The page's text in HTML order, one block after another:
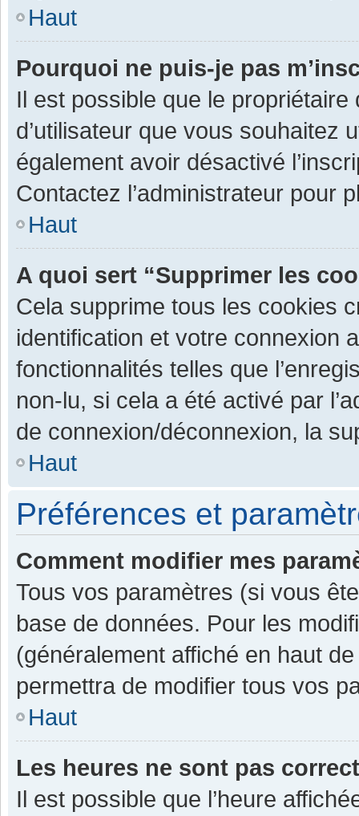
Haut
Pourquoi ne puis-je pas
Il est possible que le
d’utilisateur que vous souhaitez
également avoir désactivé
Contactez l’administrateur pour
Haut
A quoi sert “Supprimer les
Cela supprime tous les cookies
identification et votre connexion
fonctionnalités telles que
non-lu, si cela a été activé par
de connexion/déconnexion, la
Haut
Préférences et
Comment modifier mes
Tous vos paramètres (si vous
base de données. Pour les
(généralement affiché en haut
permettra de modifier tous vos
Haut
Les heures ne sont pas
Il est possible que l’heure